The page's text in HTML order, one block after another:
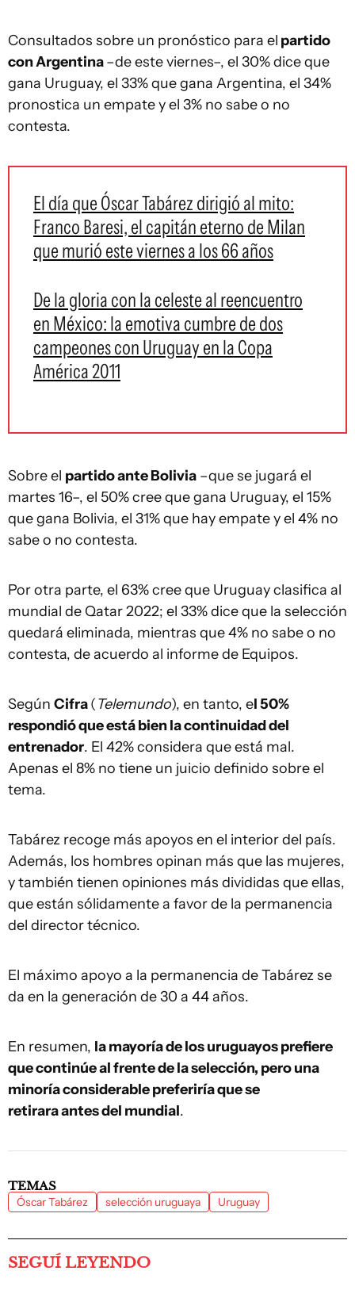
Consultados sobre un pronóstico para el partido
con Argentina–de este viernes–, el 30% dice que
gana Uruguay, el 33% que gana Argentina, el 34%
pronostica un empate y el 3% no sabe o no
contesta.
El día que Óscar Tabárez dirigió al mito:
Franco Baresi, el capitán eterno de Milan
que murió este viernes a los 66 años
De la gloria con la celeste al reencuentro
en México: la emotiva cumbre de dos
campeones con Uruguay en la Copa
América 2011
Sobre el partido ante Bolivia –que se jugará el
martes 16–, el 50% cree que gana Uruguay, el 15%
que gana Bolivia, el 31% que hay empate y el 4% no
sabe o no contesta.
Por otra parte, el 63% cree que Uruguay clasifica al
mundial de Qatar 2022; el 33% dice que la selección
quedará eliminada, mientras que 4% no sabe o no
contesta, de acuerdo al informe de Equipos.
Según Cifra(Telemundo), en tanto, el 50%
respondió que está bien la continuidad del
entrenador. El 42% considera que está mal.
Apenas el 8% no tiene un juicio definido sobre el
tema.
Tabárez recoge más apoyos en el interior del país.
Además, los hombres opinan más que las mujeres,
y también tienen opiniones más divididas que ellas,
que están sólidamente a favor de la permanencia
del director técnico.
El máximo apoyo a la permanencia de Tabárez se
da en la generación de 30 a 44 años.
En resumen, la mayoría de los uruguayos prefiere
que continúe al frente de la selección, pero una
minoría considerable preferiría que se
retirara antes del mundial.
TEMAS
Óscar Tabárez selección uruguaya Uruguay
SEGUÍ LEYENDO